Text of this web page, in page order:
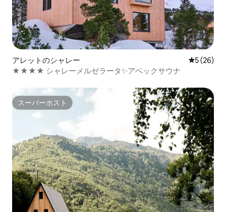
アレットのシャレー レビュー
5 (26)
★★★★ シャレーメルゼラータ✨アベックサウナ
スーパーホスト
スーパーホスト